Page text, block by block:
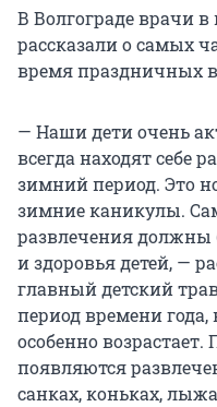
В Волгограде врачи в
рассказали о самых
время праздничных
— Наши дети очень
всегда находят себе
зимний период. Это
зимние каникулы.
развлечения
и здоровья детей, —
главный детский
период времени
особенно
появляются
санках, коньках,